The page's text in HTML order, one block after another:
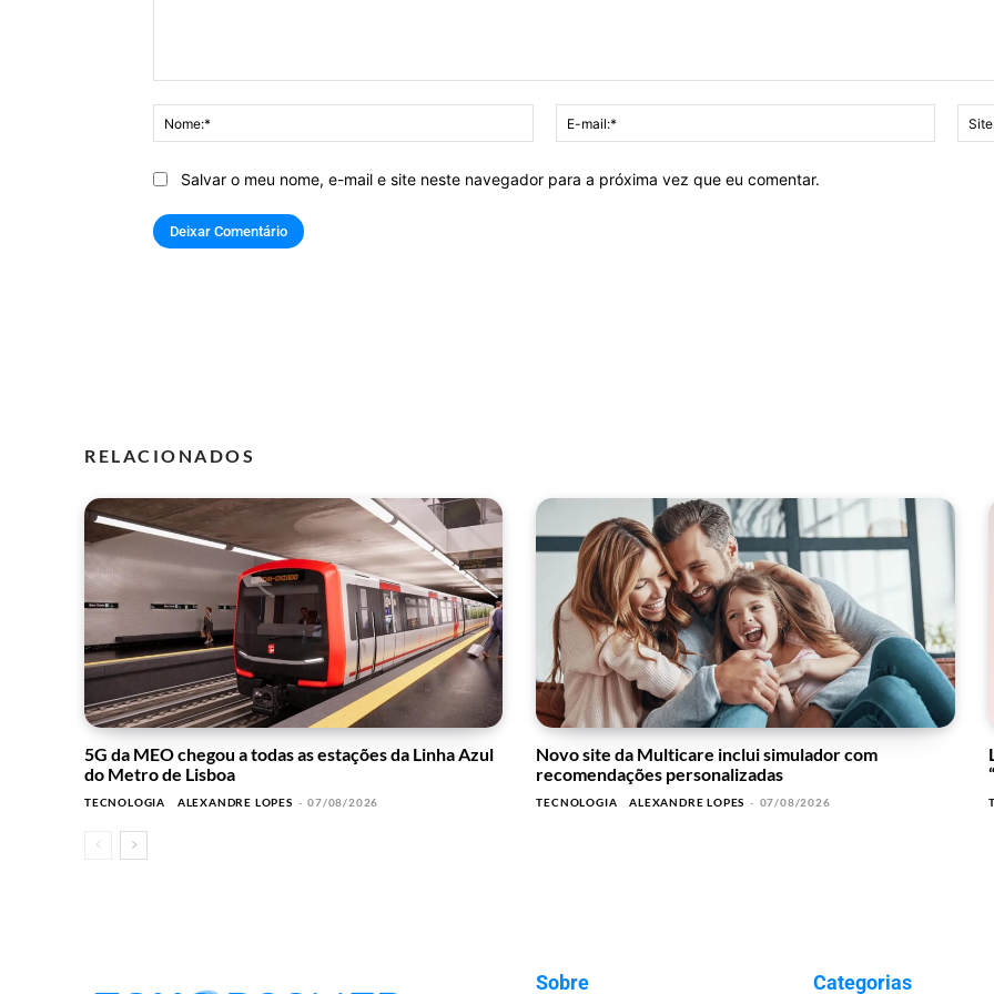
Nome:*
mail:*
Salvar o meu nome, e-mail e site neste navegador para a próxima vez que eu comentar.
RELACIONADOS
5G da MEO chegou a todas as estações da Linha Azul
do Metro de Lisboa
TECNOLOGIA ALEXANDRE LOPES - 07/08/2026
Novo site da Multicare inclui simulador com
recomendações personalizadas
TECNOLOGIA ALEXANDRE LOPES - 07/08/2026
Sobre Categorias